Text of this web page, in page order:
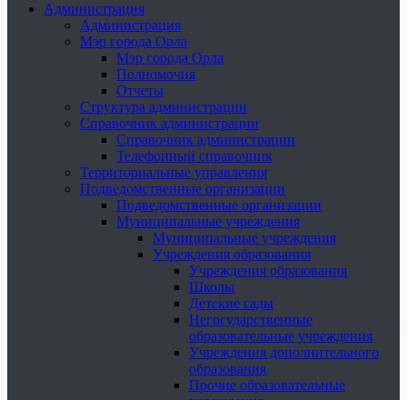
Администрация
Администрация
Мэр города Орла
Мэр города Орла
Полномочия
Отчеты
Структура администрации
Справочник администрации
Справочник администрации
Телефонный справочник
Территориальные управления
Подведомственные организации
Подведомственные организации
Муниципальные учреждения
Муниципальные учреждения
Учреждения образования
Учреждения образования
Школы
Детские сады
Негосударственные
образовательные учреждения
Учреждения дополнительного
образования
Прочие образовательные